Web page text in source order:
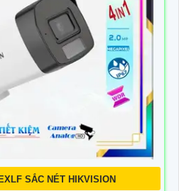
SẮC NÉT HIKVISION